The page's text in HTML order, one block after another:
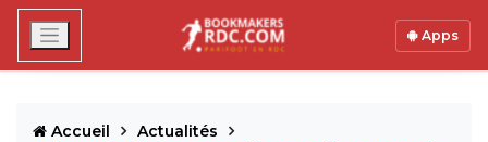
Apps
Accueil
Actualités